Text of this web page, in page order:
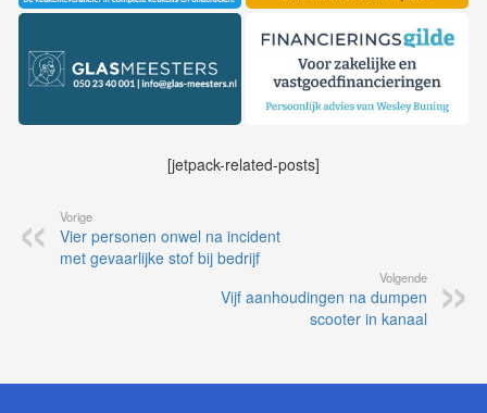
[jetpack-related-posts]
Vorige
Vier personen onwel na incident
met gevaarlijke stof bij bedrijf
Volgende
Vijf aanhoudingen na dumpen
scooter in kanaal